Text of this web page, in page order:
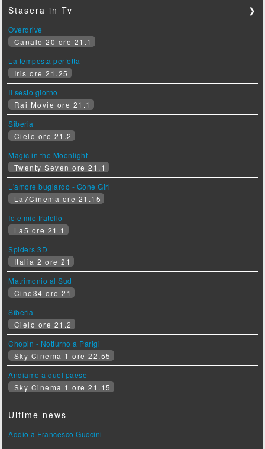
Stasera in Tv ❯
Overdrive
Canale 20 ore 21.1
La tempesta perfetta
Iris ore 21.25
Il sesto giorno
Rai Movie ore 21.1
Siberia
Cielo ore 21.2
Magic in the Moonlight
Twenty Seven ore 21.1
L'amore bugiardo - Gone Girl
La7Cinema ore 21.15
Io e mio fratello
La5 ore 21.1
Spiders 3D
Italia 2 ore 21
Matrimonio al Sud
Cine34 ore 21
Siberia
Cielo ore 21.2
Chopin - Notturno a Parigi
Sky Cinema 1 ore 22.55
Andiamo a quel paese
Sky Cinema 1 ore 21.15
Ultime news
Addio a Francesco Guccini